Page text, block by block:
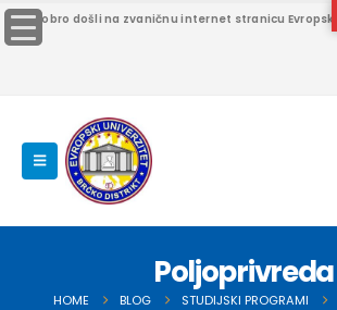
Dobro došli na zvaničnu internet stranicu
Poljoprivreda
HOME BLOG STUDIJSKI PROGRAMI